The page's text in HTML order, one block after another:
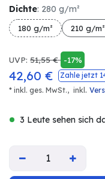
Dichte: 280 g/m²
180 g/m² 210 g/m²
UVP: 51,55€ -17%
42,60 € Zahle jetzt
* inkl. ges. MwSt., inkl.
3 Leute sehen sich